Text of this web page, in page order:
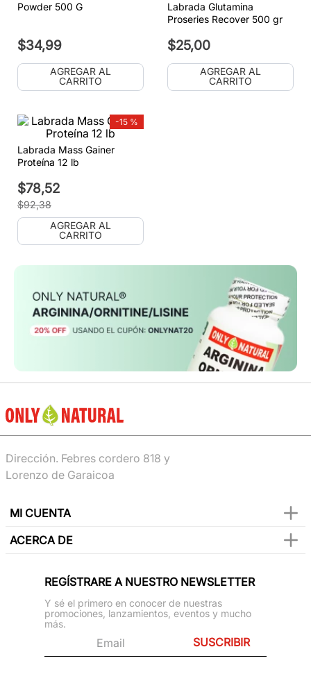
Powder 500 G
$34,99
AGREGAR AL
CARRITO
Labrada Glutamina
Proseries Recover 500 gr
$25,00
AGREGAR AL
CARRITO
-15 %
Labrada Mass Gainer
Proteína 12 lb
$78,52
$92,38
AGREGAR AL
CARRITO
Dirección. Febres cordero 818 y
Lorenzo de Garaicoa
MI CUENTA
ACERCA DE
REGÍSTRARE A NUESTRO NEWSLETTER
Y sé el primero en conocer de nuestras
promociones, lanzamientos, eventos y mucho
más.
SUSCRIBIR